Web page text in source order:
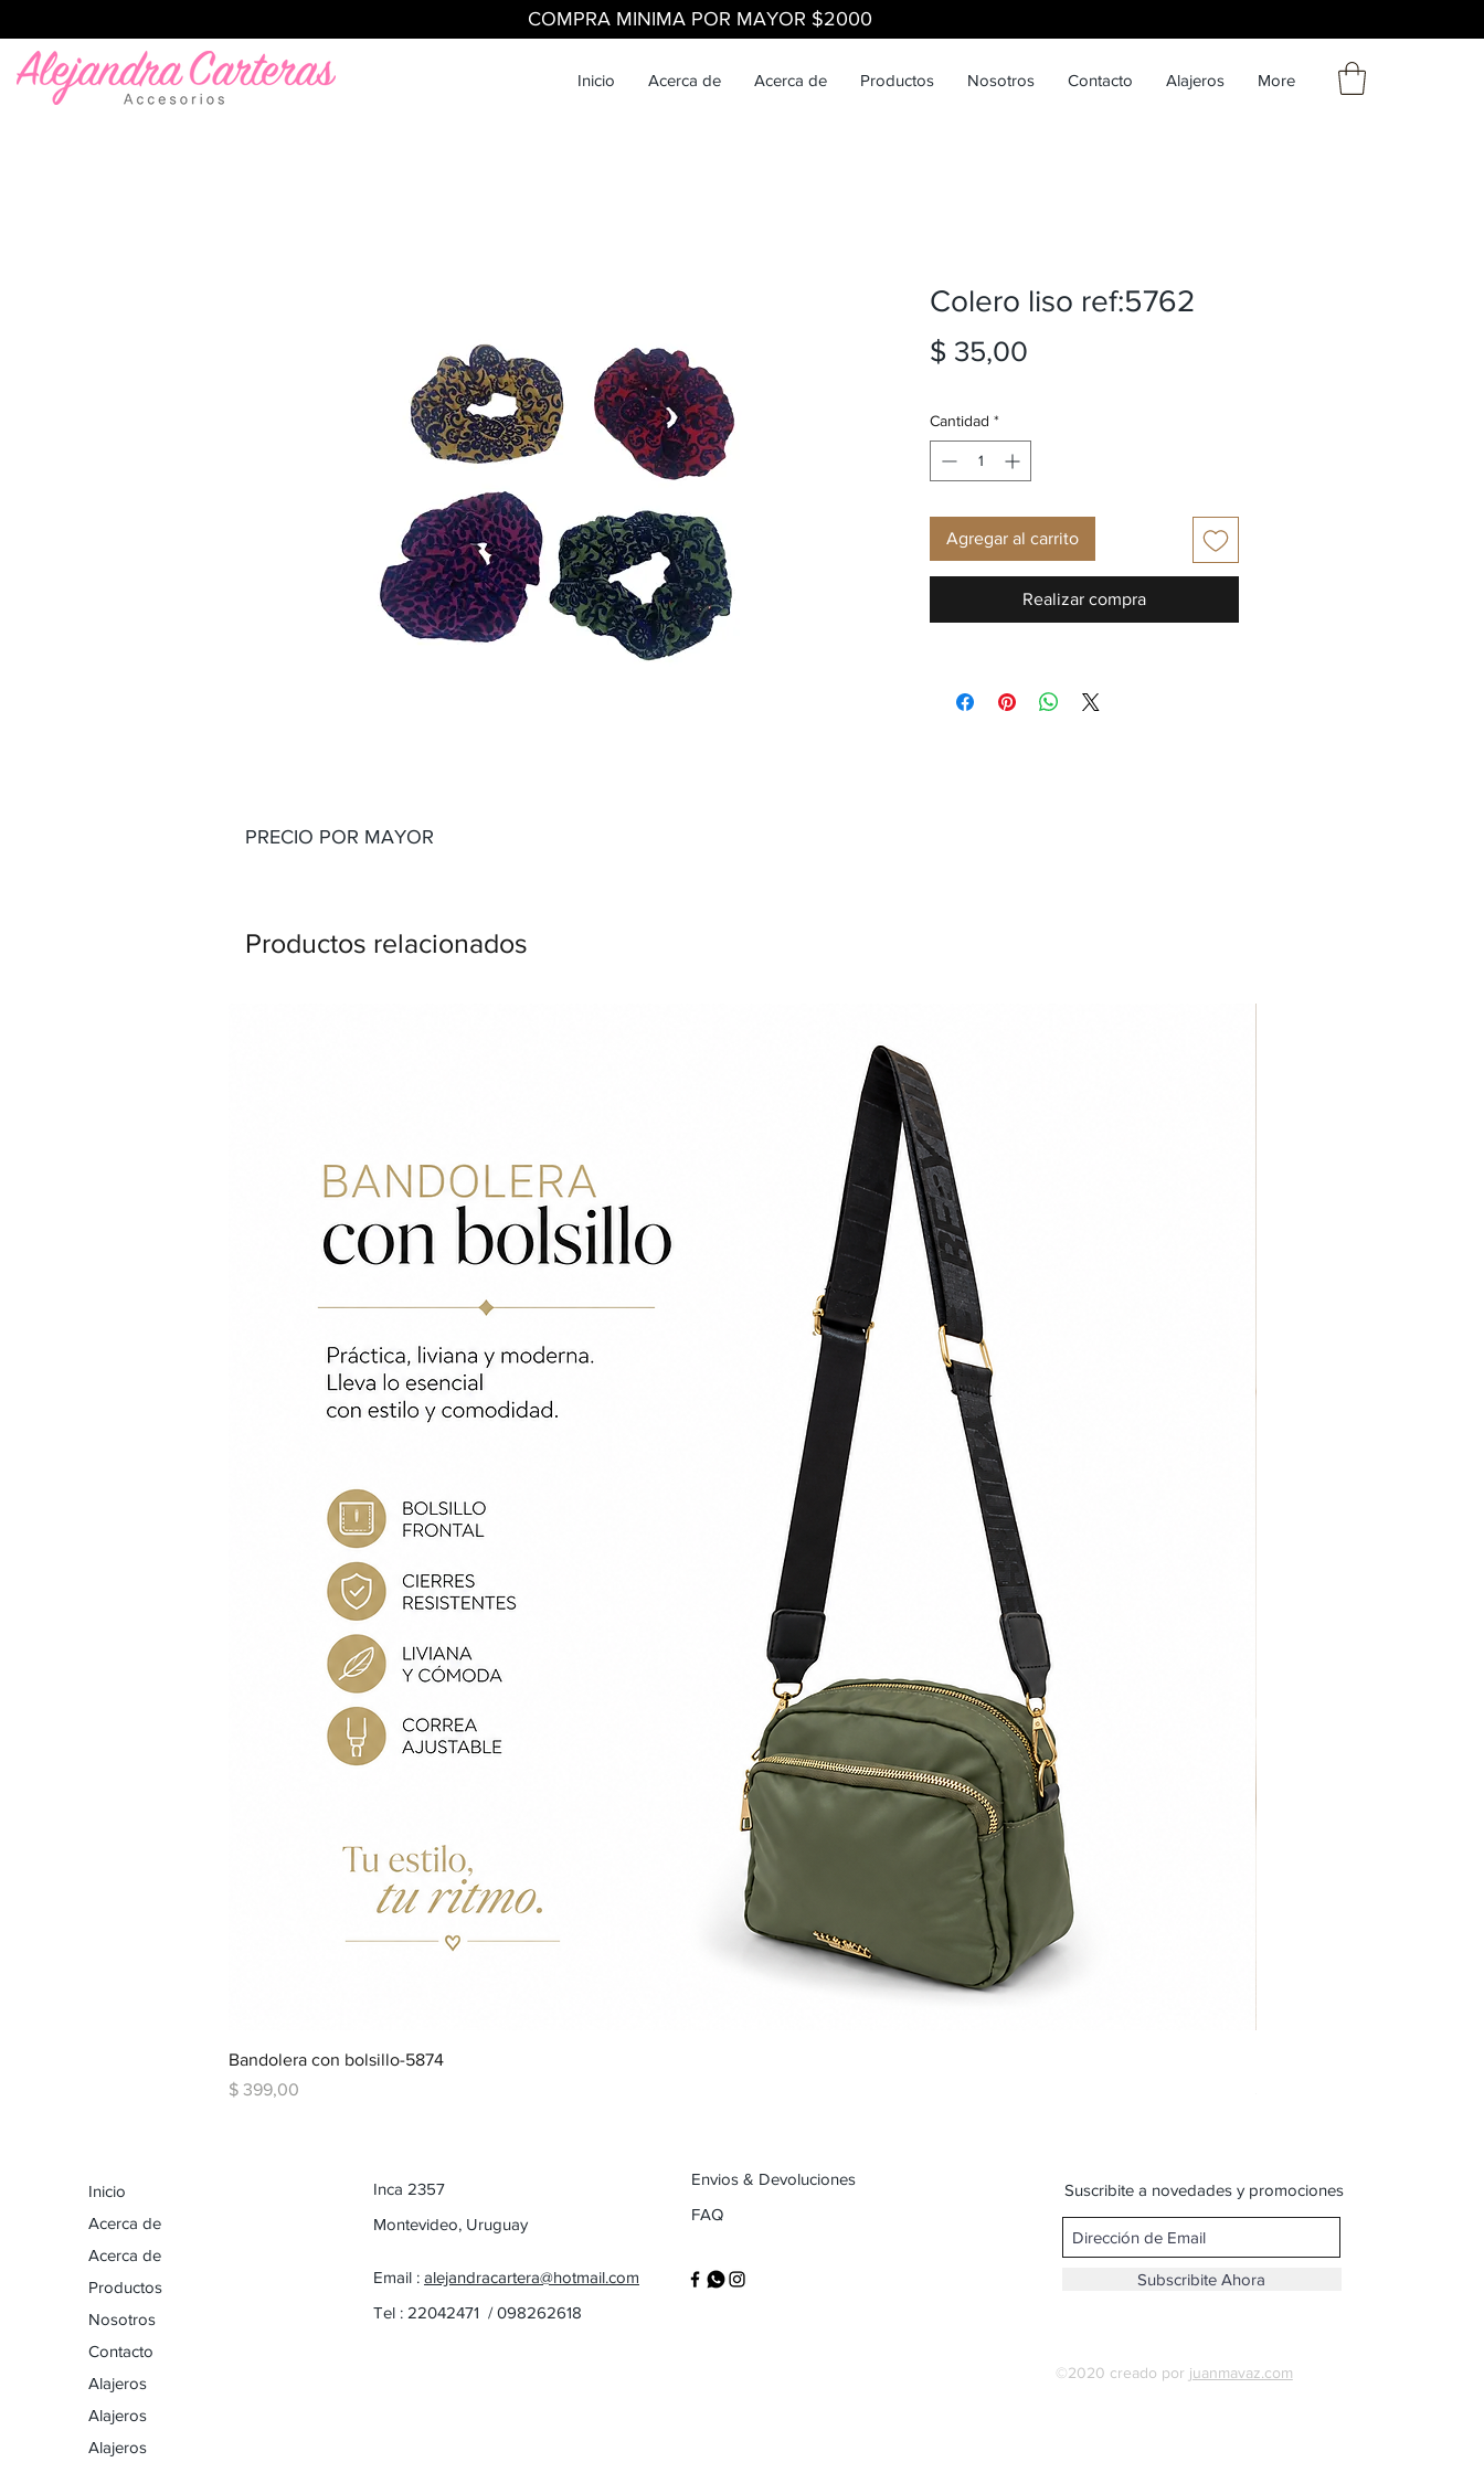
COMPRA MINIMA POR MAYOR $2000
Inicio Acerca de Acerca de Productos Nosotros Contacto Alajeros More
Colero liso ref:5762
$ 35,00
Cantidad *
Agregar al carrito
Realizar compra
PRECIO POR MAYOR
Productos relacionados
Bandolera con bolsillo-5874
Precio
$ 399,00
Inicio
Acerca de
Acerca de
Productos
Nosotros
Contacto
Alajeros
Alajeros
Alajeros
Inca 2357
Montevideo, Uruguay
Email : alejandracartera@hotmail.com
Tel : 22042471 / 098262618
Envios & Devoluciones
FAQ
Suscribite a novedades y promociones
Subscribite Ahora
©2020 creado por juanmavaz.com